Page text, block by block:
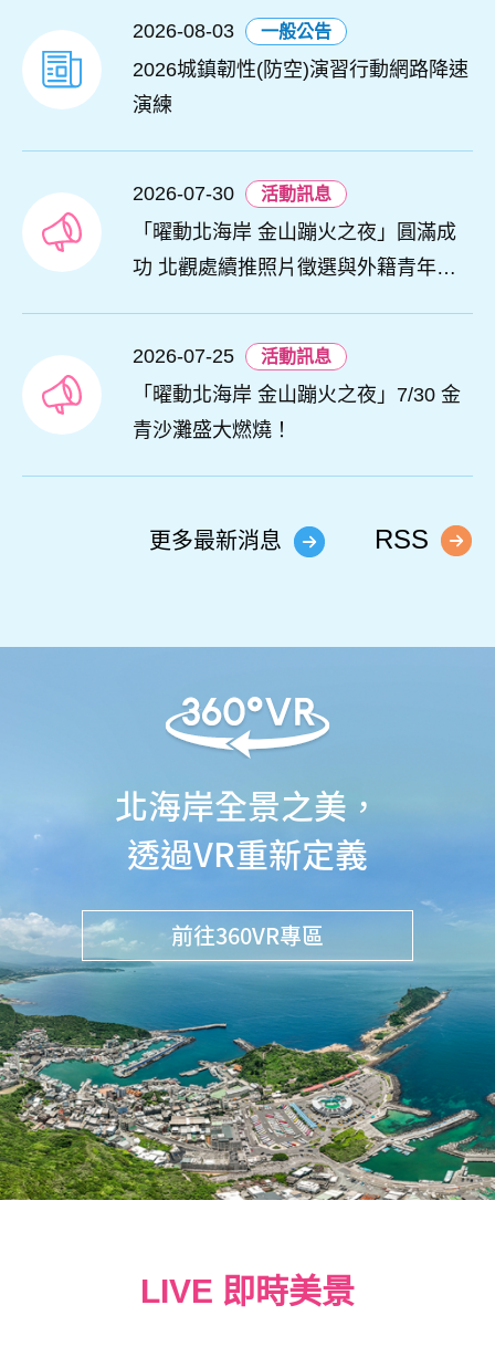
2026-08-03 一般公告
2026城鎮韌性(防空)演習行動網路降速
演練
2026-07-30 活動訊息
「曜動北海岸 金山蹦火之夜」圓滿成
功 北觀處續推照片徵選與外籍青年免
2026-07-25 活動訊息
「曜動北海岸 金山蹦火之夜」7/30 金
青沙灘盛大燃燒！
更多最新消息 RSS
北海岸全景之美，
透過VR重新定義
前往360VR專區
LIVE 即時美景